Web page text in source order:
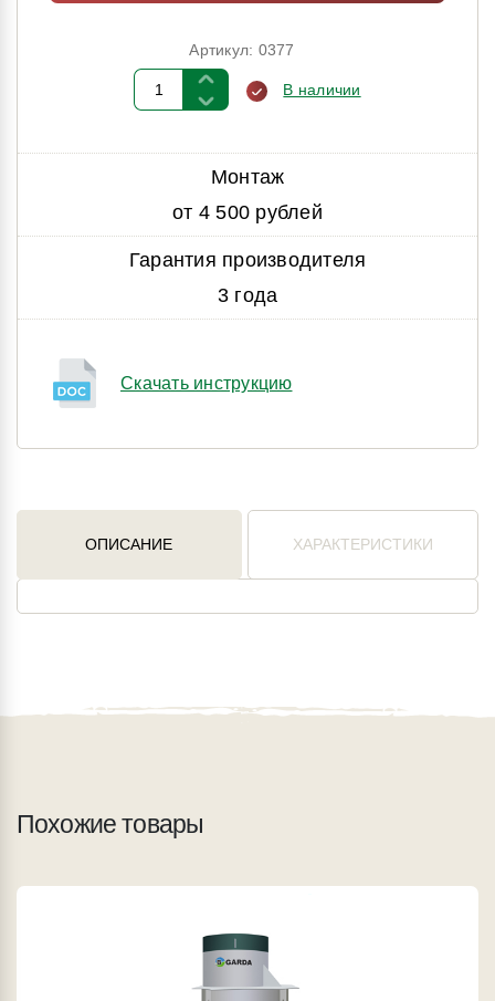
Артикул: 0377
В наличии
Монтаж
от 4 500 рублей
Гарантия производителя
3 года
Скачать инструкцию
ОПИСАНИЕ ХАРАКТЕРИСТИКИ
Похожие товары